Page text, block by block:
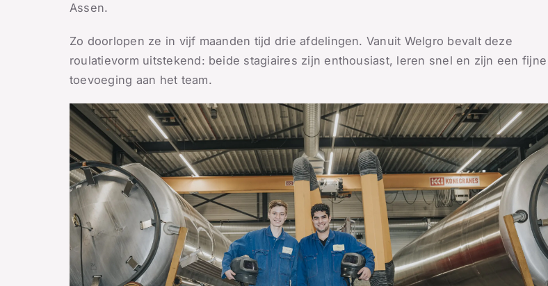
Assen.
Zo doorlopen ze in vijf maanden tijd drie afdelingen. Vanuit Welgro bevalt deze
roulatievorm uitstekend: beide stagiaires zijn enthousiast, leren snel en zijn een fijne
toevoeging aan het team.